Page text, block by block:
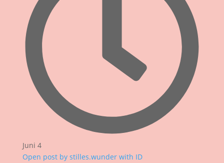
Juni 4
Open post by stilles.wunder with ID